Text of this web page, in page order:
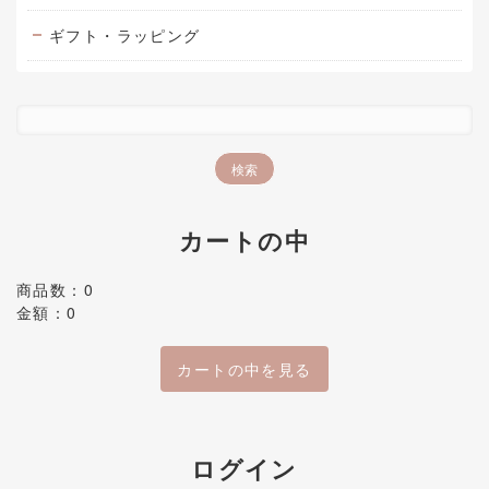
ギフト・ラッピング
カートの中
商品数：0
金額：0
カートの中を見る
ログイン